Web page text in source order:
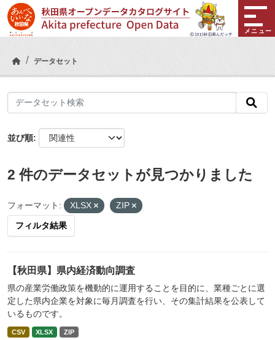
Skip to main content
メニュー
データセット
並び順
2 件のデータセットが見つかりました
フォーマット: XLSX ZIP
フィルタ結果
【秋田県】県内経済動向調査
県の産業労働政策を機動的に運用することを目的に、業種ごとに選
定した県内企業を対象に毎月調査を行い、その集計結果を公表して
いるものです。
CSV XLSX ZIP